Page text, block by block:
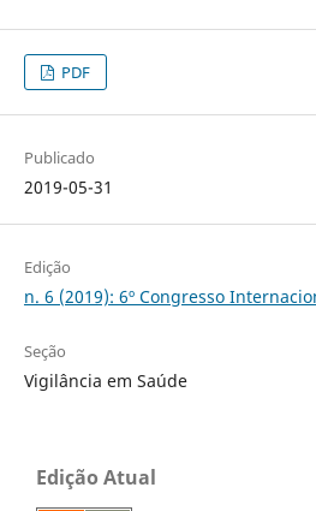
PDF
Publicado
2019-05-31
Edição
n. 6 (2019): 6º Congresso
Seção
Vigilância em Saúde
Edição Atual